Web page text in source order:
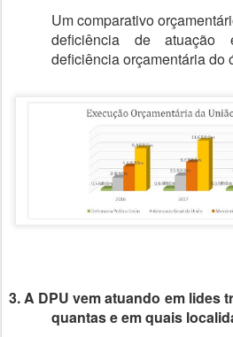
Um comparativo
deficiência de atuação
deficiência orçamentária do
3. A DPU vem atuando em lides
quantas e em quais